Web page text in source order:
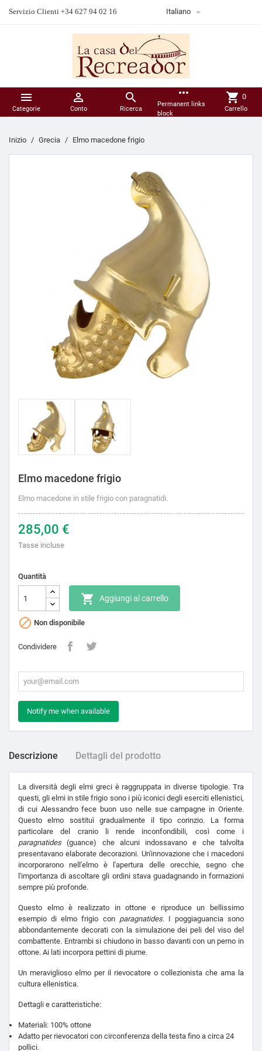
Servizio Clienti +34 627 94 02 16 Italiano 

Categorie

Conto

Ricerca
more_horiz
Permanent links
block
shopping_cart 0
Carrello
Inizio Grecia Elmo macedone frigio
Elmo macedone frigio
Elmo macedone in stile frigio con paragnatidi.
285,00 €
Tasse incluse
Quantità
 Aggiungi al carrello
 Non disponibile
Condividere
Notify me when available
Descrizione Dettagli del prodotto
La diversità degli elmi greci è raggruppata in diverse tipologie. Tra
questi, gli elmi in stile frigio sono i più iconici degli eserciti ellenistici,
di cui Alessandro fece buon uso nelle sue campagne in Oriente.
Questo elmo sostituì gradualmente il tipo corinzio. La forma
particolare del cranio li rende inconfondibili, così come i
paragnatides(guance) che alcuni indossavano e che talvolta
presentavano elaborate decorazioni. Un'innovazione che i macedoni
incorporarono nell'elmo è l'apertura delle orecchie, segno che
l'importanza di ascoltare gli ordini stava guadagnando in formazioni
sempre più profonde.
Questo elmo è realizzato in ottone e riproduce un bellissimo
esempio di elmo frigio con paragnatides. I poggiaguancia sono
abbondantemente decorati con la simulazione dei peli del viso del
combattente. Entrambi si chiudono in basso davanti con un perno in
ottone. Ai lati incorpora pettini di piume.
Un meraviglioso elmo per il rievocatore o collezionista che ama la
cultura ellenistica.
Dettagli e caratteristiche:
Materiali: 100% ottone
Adatto per rievocatori con circonferenza della testa fino a circa 24
pollici.